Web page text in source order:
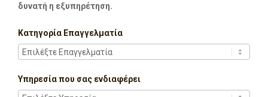
δυνατή η εξυπηρέτηση.
Κατηγορία Επαγγελματία
Υπηρεσία που σας ενδιαφέρει